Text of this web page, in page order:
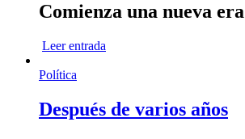
Comienza una nueva era
Leer entrada
Política
Después de varios años